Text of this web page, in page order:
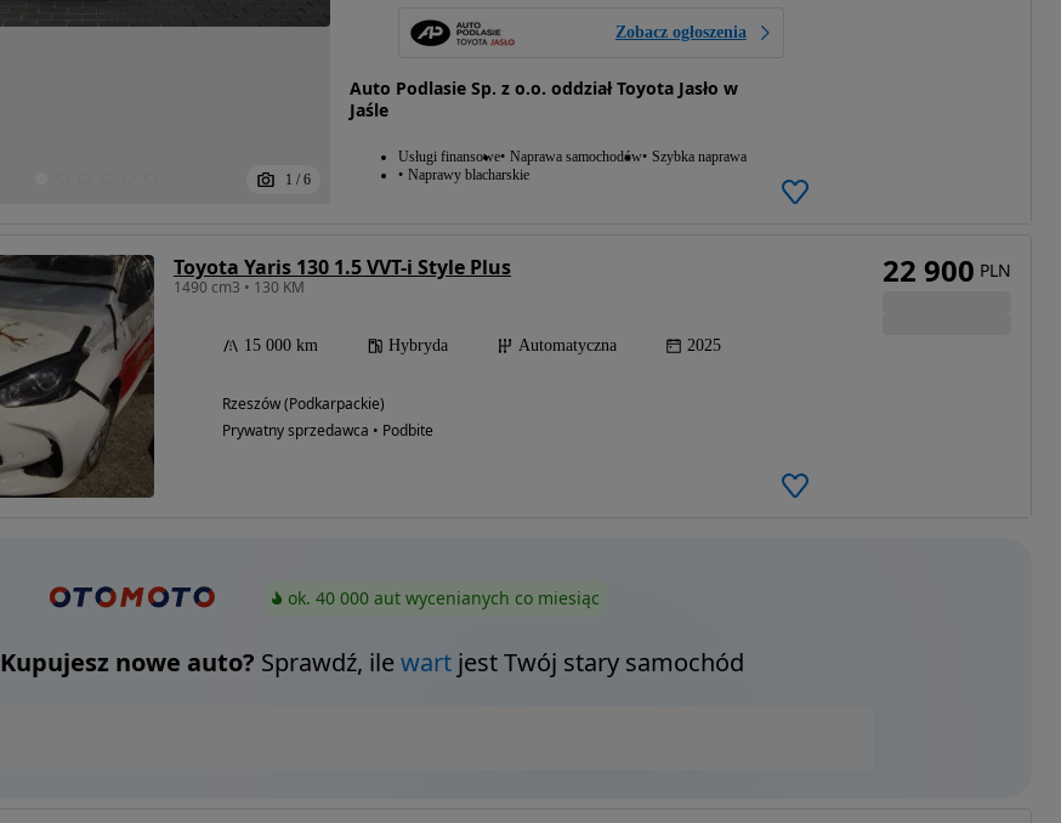
1 / 6
Zobacz ogłoszenia
Auto Podlasie Sp. z o.o. oddział Toyota Jasło w
Jaśle
Usługi finansowe Naprawa samochodów Szybka naprawa
Naprawy blacharskie
Toyota Yaris 130 1.5 VVT-i Style Plus
1490 cm3 • 130 KM
15 000 km Hybryda Automatyczna 2025
Rzeszów (Podkarpackie)
Prywatny sprzedawca • Podbite
22 900 PLN
ok. 40 000 aut wycenianych co miesiąc
Kupujesz nowe auto? Sprawdź, ilewartjest Twój stary samochód